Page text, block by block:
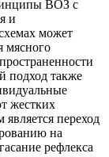
ВОЗ с
и
может
мясного
подход также
жестких
переход
на
рефлекса